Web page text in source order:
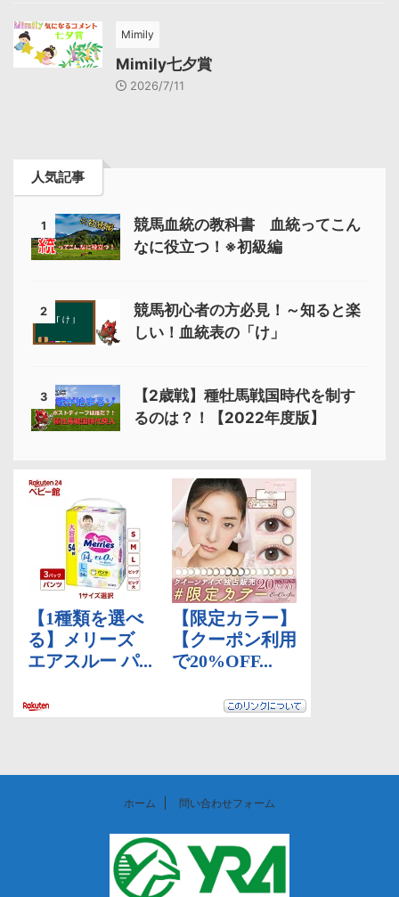
Mimily
Mimily七夕賞
2026/7/11
人気記事
1
競馬血統の教科書 血統ってこん
なに役立つ！※初級編
2
競馬初心者の方必見！～知ると楽
しい！血統表の「け」
3
【2歳戦】種牡馬戦国時代を制す
るのは？！【2022年度版】
ホーム 問い合わせフォーム